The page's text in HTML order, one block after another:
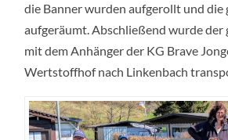
die Banner wurden aufgerollt und die
aufgeräumt. Abschließend wurde der
mit dem Anhänger der KG Brave
Wertstoffhof nach Linkenbach